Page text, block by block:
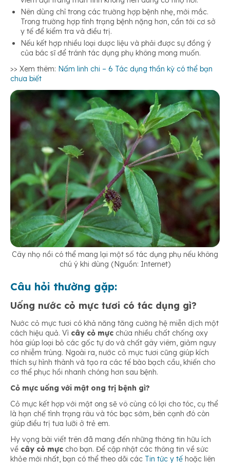
Nên dùng chỉ trong các trường hợp bệnh nhẹ, mới mắc.
Trong trường hợp tình trạng bệnh nặng hơn, cần tới cơ sở
y tế để kiểm tra và điều trị.
Nếu kết hợp nhiều loại dược liệu và phải được sự đồng ý
của bác sĩ để tránh tác dụng phụ không mong muốn.
>> Xem thêm: Nấm linh chi – 6 Tác dụng thần kỳ có thể bạn
chưa biết
Cây nhọ nồi có thể mang lại một số tác dụng phụ nếu không
chú ý khi dùng (Nguồn: Internet)
Câu hỏi thường gặp:
Uống nước cỏ mực tươi có tác dụng gì?
Nước cỏ mực tươi có khả năng tăng cường hệ miễn dịch một
cách hiệu quả. Vì cây cỏ mực chứa nhiều chất chống oxy
hóa giúp loại bỏ các gốc tự do và chất gây viêm, giảm nguy
cơ nhiễm trùng. Ngoài ra, nước cỏ mực tươi cũng giúp kích
thích sự hình thành và tạo ra các tế bào bạch cầu, khiến cho
cơ thể phục hồi nhanh chóng hơn sau bệnh.
Cỏ mực uống với mật ong trị bệnh gì?
Cỏ mực kết hợp với mật ong sẽ vô cùng có lợi cho tóc, cụ thể
là hạn chế tình trạng râu và tóc bạc sớm, bên cạnh đó còn
giúp điều trị tưa lưỡi ở trẻ em.
Hy vọng bài viết trên đã mang đến những thông tin hữu ích
về cây cỏ mực cho bạn. Để cập nhật các thông tin về sức
khỏe mới nhất, bạn có thể theo dõi các Tin tức y tế hoặc liên